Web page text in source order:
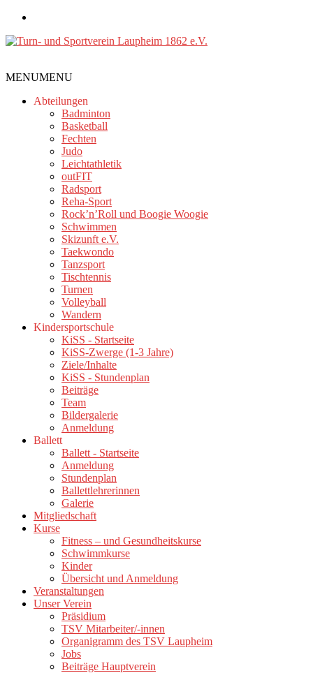
Zum
springen
und
Sportverein
Laupheim
MENUMENU
Abteilungen
Badminton
Basketball
Fechten
Judo
Leichtathletik
outFIT
Radsport
Reha-Sport
Rock’n’Roll und Boogie Woogie
Schwimmen
Skizunft e.V.
Taekwondo
Tanzsport
Tischtennis
Turnen
Volleyball
Wandern
Kindersportschule
KiSS - Startseite
KiSS-Zwerge (1-3 Jahre)
Ziele/Inhalte
KiSS - Stundenplan
Beiträge
Team
Bildergalerie
Anmeldung
Ballett
Ballett - Startseite
Anmeldung
Stundenplan
Ballettlehrerinnen
Galerie
Mitgliedschaft
Kurse
Fitness – und Gesundheitskurse
Schwimmkurse
Kinder
Übersicht und Anmeldung
Veranstaltungen
Unser Verein
Präsidium
TSV Mitarbeiter/-innen
Organigramm des TSV Laupheim
Jobs
Beiträge Hauptverein